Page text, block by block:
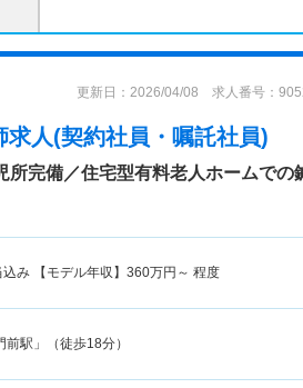
更新日：2026/04/08 求人番号：
求人(契約社員・嘱託社員)
所完備／住宅型有料老人ホームでの
み 【モデル年収】 360万円～ 程度
駅」（徒歩18分）